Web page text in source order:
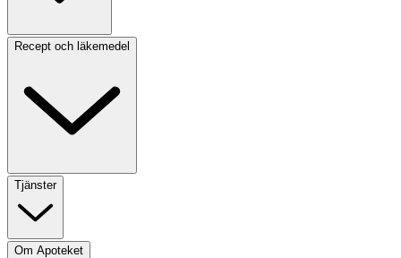
Recept och läkemedel
Tjänster
Om Apoteket